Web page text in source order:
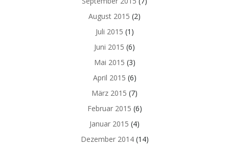
August 2015 (2)
Juli 2015 (1)
Juni 2015 (6)
Mai 2015 (3)
April 2015 (6)
März 2015 (7)
Februar 2015 (6)
Januar 2015 (4)
Dezember 2014(14)